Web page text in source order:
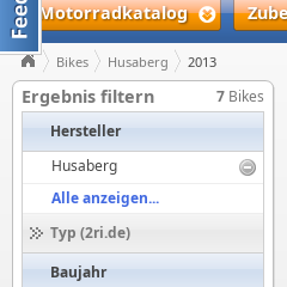
Motorradkatalog
Bikes Husaberg 2013
Ergebnis filtern 7 Bikes
Hersteller
Husaberg
Alle anzeigen...
Typ (2ri.de)
Baujahr